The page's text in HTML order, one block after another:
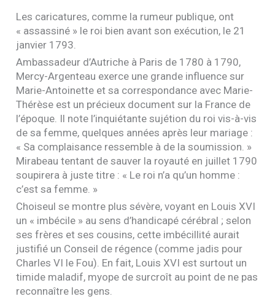
Les caricatures, comme la rumeur publique, ont
« assassiné » le roi bien avant son exécution, le 21
janvier 1793.
Ambassadeur d’Autriche à Paris de 1780 à 1790,
Mercy-Argenteau exerce une grande influence sur
Marie-Antoinette et sa correspondance avec Marie-
Thérèse est un précieux document sur la France de
l’époque. Il note l’inquiétante sujétion du roi vis-à-vis
de sa femme, quelques années après leur mariage :
« Sa complaisance ressemble à de la soumission. »
Mirabeau tentant de sauver la royauté en juillet 1790
soupirera à juste titre : « Le roi n’a qu’un homme :
c’est sa femme. »
Choiseul se montre plus sévère, voyant en LouisXVI
un « imbécile » au sens d’handicapé cérébral ; selon
ses frères et ses cousins, cette imbécillité aurait
justifié un Conseil de régence (comme jadis pour
CharlesVI le Fou). En fait, LouisXVI est surtout un
timide maladif, myope de surcroît au point de ne pas
reconnaître les gens.